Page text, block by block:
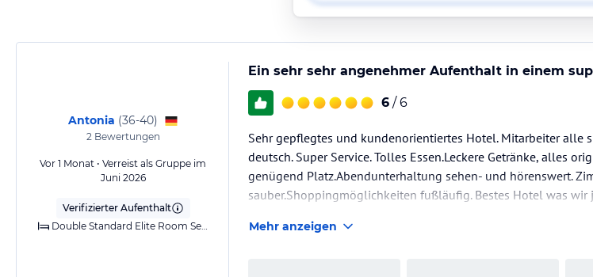
Antonia (36-40)
2 Bewertungen
Vor 1 Monat • Verreist als Gruppe im
Juni 2026
Verifizierter Aufenthalt
Ein sehr sehr angenehmer Aufenthalt in einem
6 / 6
Sehr gepflegtes und kundenorientiertes Hotel. Mitarbeiter alle
deutsch. Super Service. Tolles Essen.Leckere Getränke, alles
genügend Platz.Abendunterhaltung sehen- und hörenswert.
sauber.Shoppingmöglichkeiten fußläufig. Bestes Hotel was
Mehr anzeigen